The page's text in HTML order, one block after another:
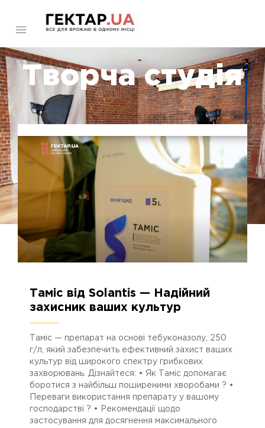
Творча студія
3169 11.11.2024
Таміс від Solantis — Надійний
захисник ваших культур
Таміс — препарат на основі тебуконазолу, 250
г/л, який забезпечить ефективний захист ваших
культур від широкого спектру грибкових
захворювань. Дізнайтеся: • Як Таміс допомагає
боротися з найбільш поширеними хворобами ? •
Переваги використання препарату у вашому
господарстві ? • Рекомендації щодо
застосування для досягнення максимального